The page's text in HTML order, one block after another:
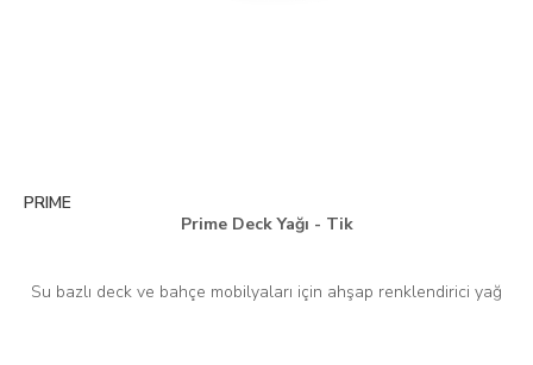
PRIME
Prime Deck Yağı - Tik